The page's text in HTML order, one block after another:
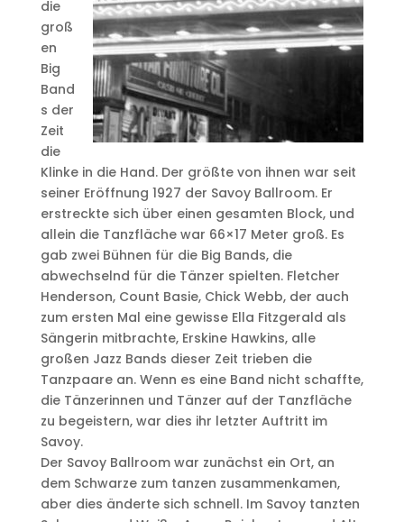
die
groß
en
Big
Band
s der
Zeit
die
Klinke in die Hand. Der größte von ihnen war seit
seiner Eröffnung 1927 der Savoy Ballroom. Er
erstreckte sich über einen gesamten Block, und
allein die Tanzfläche war 66×17 Meter groß. Es
gab zwei Bühnen für die Big Bands, die
abwechselnd für die Tänzer spielten. Fletcher
Henderson, Count Basie, Chick Webb, der auch
zum ersten Mal eine gewisse Ella Fitzgerald als
Sängerin mitbrachte, Erskine Hawkins, alle
großen Jazz Bands dieser Zeit trieben die
Tanzpaare an. Wenn es eine Band nicht schaffte,
die Tänzerinnen und Tänzer auf der Tanzfläche
zu begeistern, war dies ihr letzter Auftritt im
Savoy.
Der Savoy Ballroom war zunächst ein Ort, an
dem Schwarze zum tanzen zusammenkamen,
aber dies änderte sich schnell. Im Savoy tanzten